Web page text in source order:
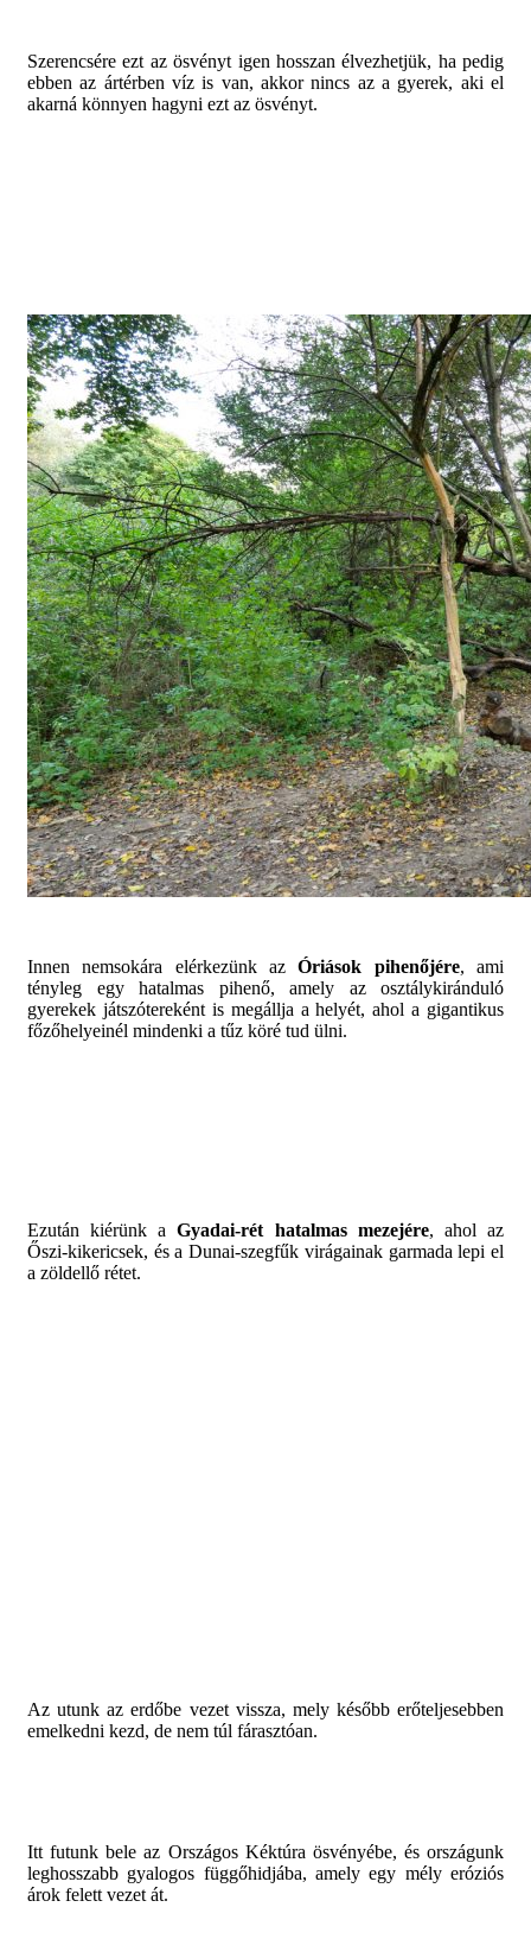
Szerencsére ezt az ösvényt igen hosszan élvezhetjük, ha pedig
ebben az ártérben víz is van, akkor nincs az a gyerek, aki el
akarná könnyen hagyni ezt az ösvényt.
Innen nemsokára elérkezünk azÓriások pihenőjére, ami
tényleg egy hatalmas pihenő, amely az osztálykiránduló
gyerekek játszótereként is megállja a helyét, ahol a gigantikus
főzőhelyeinél mindenki a tűz köré tud ülni.
Ezután kiérünk aGyadai-rét hatalmas mezejére, ahol az
Őszi-kikericsek, és a Dunai-szegfűk virágainak garmada lepi el
a zöldellő rétet.
Az utunk az erdőbe vezet vissza, mely később erőteljesebben
emelkedni kezd, de nem túl fárasztóan.
Itt futunk bele az Országos Kéktúra ösvényébe, és országunk
leghosszabb gyalogos függőhidjába, amely egy mély eróziós
árok felett vezet át.